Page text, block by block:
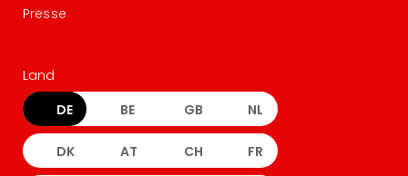
Presse
Land
DE BE GB NL
DK AT CH FR